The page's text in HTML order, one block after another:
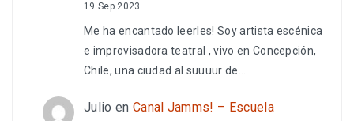
19 Sep 2023
Me ha encantado leerles! Soy artista escénica
e improvisadora teatral , vivo en Concepción,
Chile, una ciudad al suuuur de…
Julio en Canal Jamms! – Escuela